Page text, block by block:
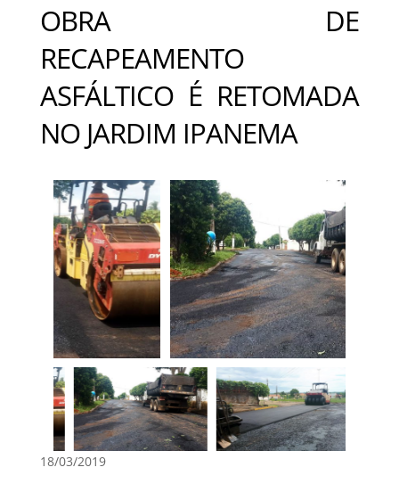
OBRA DE
RECAPEAMENTO
ASFÁLTICO É RETOMADA
NO JARDIM IPANEMA
18/03/2019